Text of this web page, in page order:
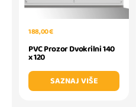
188,00 €
PVC Prozor Dvokrilni 140
x 120
SAZNAJ VIŠE